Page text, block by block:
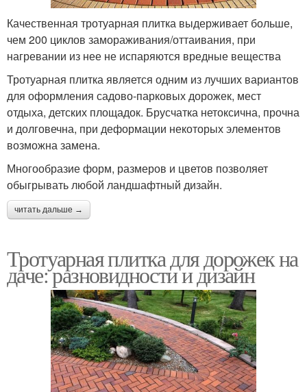
Качественная тротуарная плитка выдерживает больше,
чем 200 циклов замораживания/оттаивания, при
нагревании из нее не испаряются вредные вещества
Тротуарная плитка является одним из лучших вариантов
для оформления садово-парковых дорожек, мест
отдыха, детских площадок. Брусчатка нетоксична, прочна
и долговечна, при деформации некоторых элементов
возможна замена.
Многообразие форм, размеров и цветов позволяет
обыгрывать любой ландшафтный дизайн.
читать дальше →
Тротуарная плитка для дорожек на
даче: разновидности и дизайн